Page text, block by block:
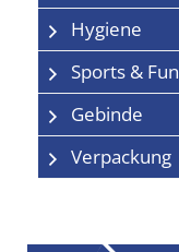
Hygiene
Sports & Fun
Gebinde
Verpackung